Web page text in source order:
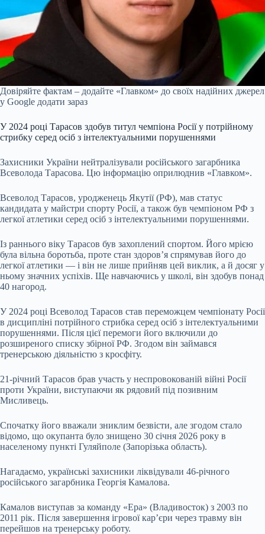
Довіряйте фактам – додайте «Главком» до своїх надійних джерел
у Google додати зараз
У 2024 році Тарасов здобув титул чемпіона Росії у потрійному
стрибку серед осіб з інтелектуальними порушеннями
Захисники України нейтралізували російського загарбника
Всеволода Тарасова. Цю інформацію оприлюднив «Главком».
Всеволод Тарасов, уродженець Якутії (РФ), мав статус
кандидата у майстри спорту Росії, а також був чемпіоном РФ з
легкої атлетики серед осіб з інтелектуальними порушеннями.
Із раннього віку Тарасов був захоплений спортом. Його мрією
була вільна боротьба, проте стан здоров’я спрямував його до
легкої атлетики — і він не лише прийняв цей виклик, а й досяг у
ньому значних успіхів. Ще навчаючись у школі, він здобув понад
40 нагород.
У 2024 році Всеволод Тарасов став переможцем чемпіонату Росії
в дисципліні потрійного стрибка серед осіб з інтелектуальними
порушеннями. Після цієї перемоги його включили до
розширеного списку збірної РФ. Згодом він займався
тренерською діяльністю з кросфіту.
21-річний Тарасов брав участь у неспровокованій війні Росії
проти України, виступаючи як рядовий під позивним
Мисливець.
Спочатку його вважали зниклим безвісти, але згодом стало
відомо, що окупанта було знищено 30 січня 2026 року в
населеному пункті Гуляйполе (Запорізька область).
Нагадаємо, українські захисники ліквідували 46-річного
російського загарбника Георгія Камалова.
Камалов виступав за команду «Ера» (Владивосток) з 2003 по
2011 рік. Після завершення ігрової кар’єри через травму він
перейшов на тренерську роботу.